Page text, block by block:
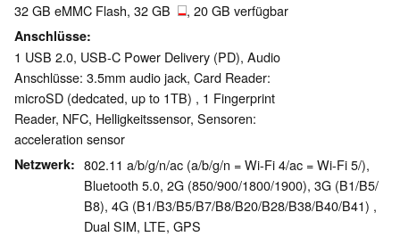
32 GB eMMC Flash, 32 GB , 20 GB verfügbar
Anschlüsse
1 USB 2.0, USB-C Power Delivery (PD), Audio
Anschlüsse: 3.5mm audio jack, Card Reader:
microSD (dedcated, up to 1TB) , 1 Fingerprint
Reader, NFC, Helligkeitssensor, Sensoren:
acceleration sensor
Netzwerk
802.11 a/b/g/n/ac (a/b/g/n = Wi-Fi 4/ac = Wi-Fi 5/),
Bluetooth 5.0, 2G (850/​900/​1800/​1900), 3G (B1/​B5/​
B8), 4G (B1/​B3/​B5/​B7/​B8/​B20/​B28/​B38/​B40/​B41) ,
Dual SIM, LTE, GPS